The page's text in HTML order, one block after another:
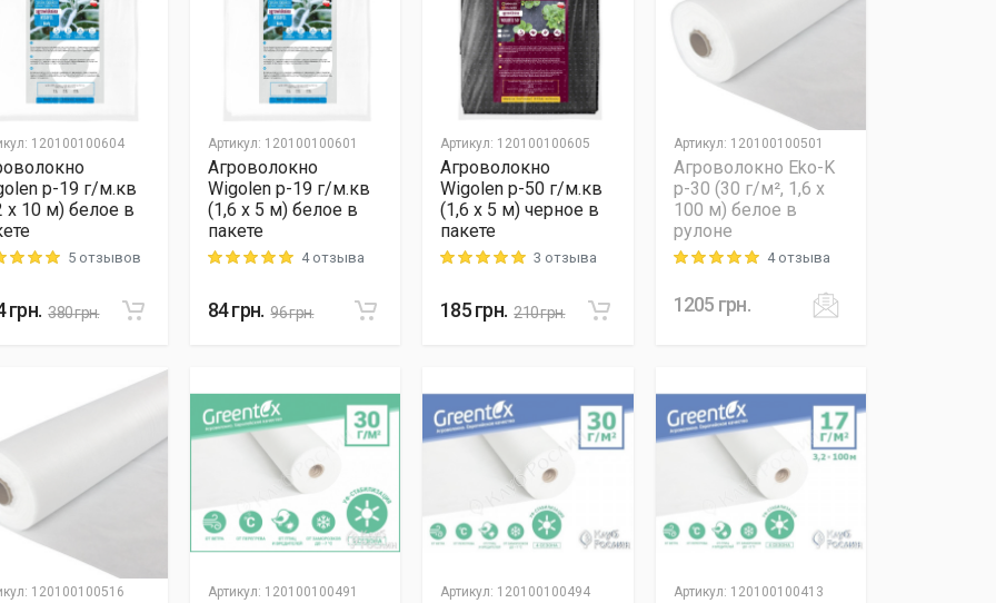
: 120100100604
p-19 г/м.кв
x 10 м) белое в
5 out of 55 отзывов
грн. 380грн.
Артикул: 120100100601
Агроволокно
Wigolen p-19 г/м.кв
(1,6 x 5 м) белое в
пакете
Rating: 5 out of 54 отзыва
84грн. 96грн.
Артикул: 120100100605
Агроволокно
Wigolen p-50 г/м.кв
(1,6 x 5 м) черное в
пакете
Rating: 5 out of 53 отзыва
185грн. 210грн.
Артикул: 120100100501
Агроволокно Eko-K
p-30 (30 г/м², 1,6 x
100 м) белое в
рулоне
Rating: 5 out of 54 отзыва
1205 грн.
: 120100100516 Артикул: 120100100491 Артикул: 120100100494 Артикул: 120100100413